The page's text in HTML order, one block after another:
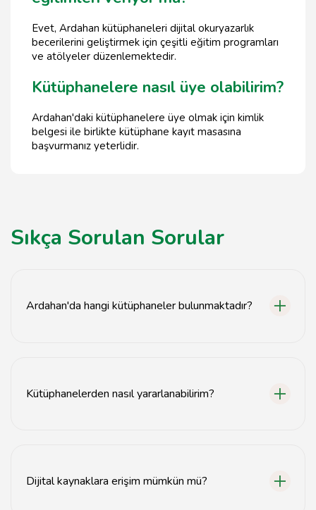
Evet, Ardahan kütüphaneleri dijital okuryazarlık
becerilerini geliştirmek için çeşitli eğitim programları
ve atölyeler düzenlemektedir.
Kütüphanelere nasıl üye olabilirim?
Ardahan'daki kütüphanelere üye olmak için kimlik
belgesi ile birlikte kütüphane kayıt masasına
başvurmanız yeterlidir.
Sıkça Sorulan Sorular
Ardahan'da hangi kütüphaneler bulunmaktadır?
Kütüphanelerden nasıl yararlanabilirim?
Dijital kaynaklara erişim mümkün mü?